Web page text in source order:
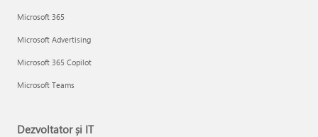
Microsoft 365
Microsoft Advertising
Microsoft 365 Copilot
Microsoft Teams
Dezvoltator și IT